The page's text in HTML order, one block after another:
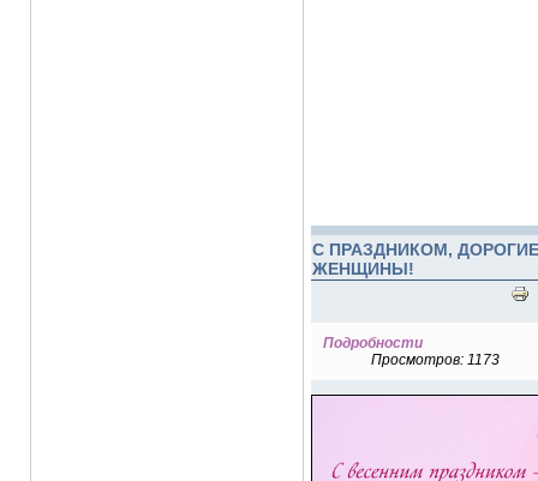
С ПРАЗДНИКОМ, ДОРОГИЕ
ЖЕНЩИНЫ!
Подробности
Просмотров: 1173